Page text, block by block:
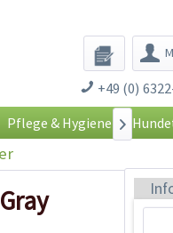
+49 (0)
Pflege & Hygiene 